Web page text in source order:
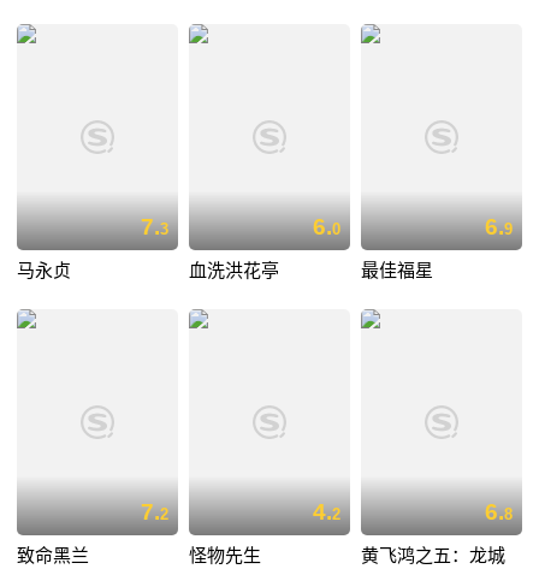
7.3
马永贞
6.0
血洗洪花亭
6.9
最佳福星
7.2
致命黑兰
4.2
怪物先生
6.8
黄飞鸿之五：龙城